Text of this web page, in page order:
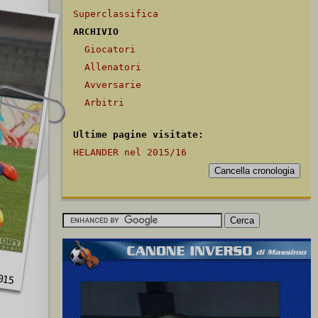
Superclassifica
ARCHIVIO
Giocatori
Allenatori
Avversarie
Arbitri
Ultime pagine visitate:
HELANDER nel 2015/16